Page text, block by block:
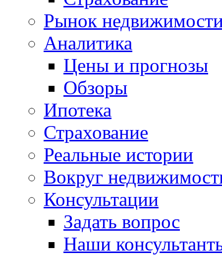
Рынок
Аналитика
Цены и прогнозы
Обзоры
Ипотека
Страхование
Реальные истории
Вокруг
Консультации
Задать вопрос
Наши